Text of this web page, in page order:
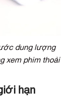
dung lượng
xem phim thoải
hạn